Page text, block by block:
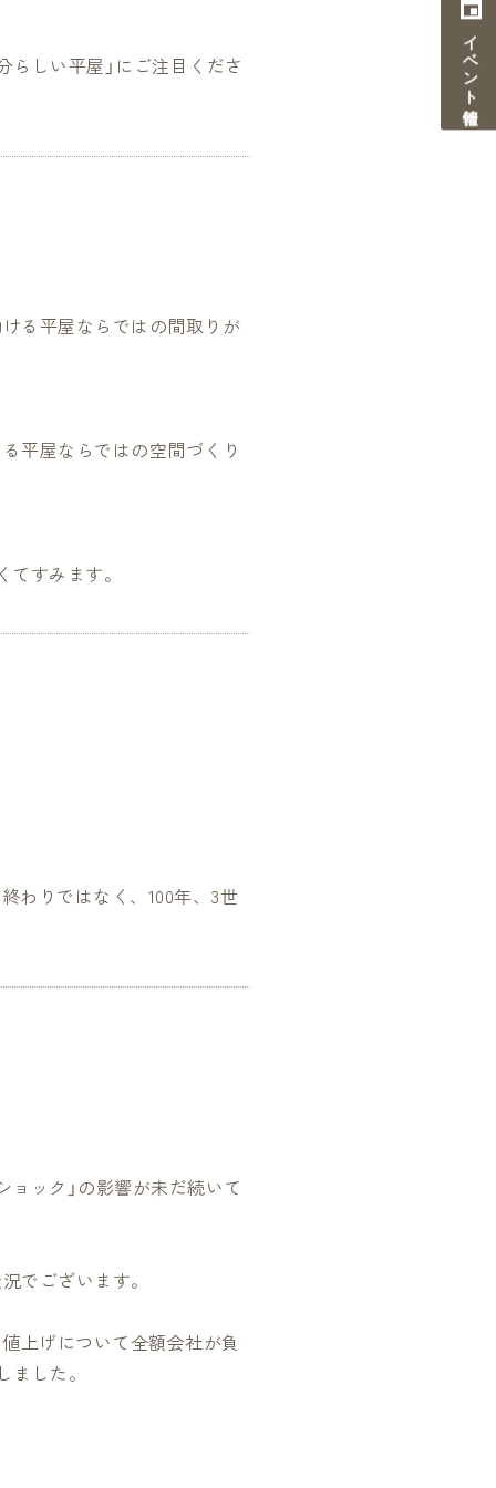
しい平屋」にご注目くださ
る平屋ならではの間取りが
平屋ならではの空間づくり
すみます。
わりではなく、100年、3世
ック」の影響が未だ続いて
でございます。
上げについて全額会社が負
した。
イベント情報